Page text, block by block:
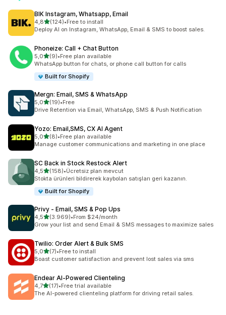
BIK Instagram, Whatsapp, Email
4,85 yıldız üzerinden
(124)
toplam 124 değerlendirme
•Free to install
Deploy AI on Instagram, WhatsApp, Email & SMS to boost sales.
Phoneize: Call + Chat Button
5,05 yıldız üzerinden
(9)
toplam 9 değerlendirme
•Free plan available
WhatsApp button for chats, or phone call button for calls
Built for Shopify
Mergn: Email, SMS & WhatsApp
5,05 yıldız üzerinden
(19)
toplam 19 değerlendirme
•Free
Drive Retention via Email, WhatsApp, SMS & Push Notification
Yozo: Email,SMS, CX AI Agent
5,05 yıldız üzerinden
(8)
toplam 8 değerlendirme
•Free plan available
Manage customer communications and marketing in one place
SC Back in Stock Restock Alert
4,55 yıldız üzerinden
(158)
toplam 158 değerlendirme
•Ücretsiz plan mevcut
Stokta ürünleri bildirerek kaybolan satışları geri kazanın.
Built for Shopify
Privy ‑ Email, SMS & Pop Ups
4,55 yıldız üzerinden
(3.969)
toplam 3969 değerlendirme
•From $24/month
Grow your list and send Email & SMS messages to maximize sales
Twilio: Order Alert & Bulk SMS
5,05 yıldız üzerinden
(7)
toplam 7 değerlendirme
•Free to install
Boast customer satisfaction and prevent lost sales via sms
Endear AI‑Powered Clienteling
4,75 yıldız üzerinden
(17)
toplam 17 değerlendirme
•Free trial available
The AI-powered clienteling platform for driving retail sales.